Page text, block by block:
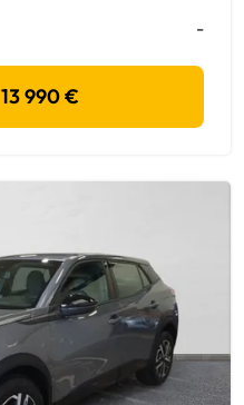
-
13 990 €